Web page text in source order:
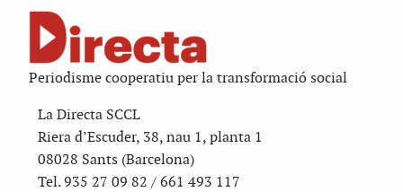
Periodisme cooperatiu per la transformació social
La Directa SCCL
Riera d’Escuder, 38, nau 1, planta 1
08028 Sants (Barcelona)
Tel. 935 27 09 82 / 661 493 117